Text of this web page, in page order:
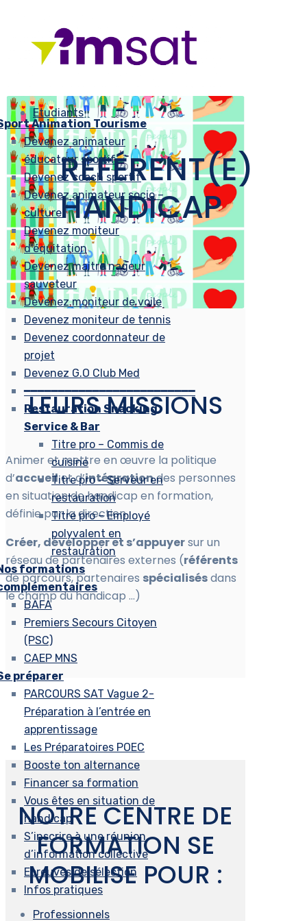
Etudiants
Animation Tourisme
Devenez animateur
éducateur sportif
Devenez coach sportif
Devenez animateur socio –
culturel
Devenez moniteur
d’équitation
Devenez maitre nageur
sauveteur
Devenez moniteur de voile
Devenez moniteur de tennis
Devenez coordonnateur de
projet
Devenez G.O Club Med
━━━━━━━━━━━━━━━━━━━━━━━━━
Restauration Snacking
Service & Bar
Titre pro – Commis de
cuisine
Titre pro – Serveur en
restauration
Titre pro – Employé
polyvalent en
restauration
formations
BAFA
Premiers Secours Citoyen
(PSC)
CAEP MNS
préparer
PARCOURS SAT Vague 2-
Préparation à l’entrée en
apprentissage
Les Préparatoires POEC
Booste ton alternance
Financer sa formation
Vous êtes en situation de
handicap
S’inscrire à une réunion
d’information collective
Epreuves de sélection
Infos pratiques
Professionnels
RÉFÉRENT(E)
HANDICAP
LEURS MISSIONS
Animer et mettre en œuvre la politique
d’accueilet d’intégrationdes personnes
en situation de handicap en formation,
définie par la direction
Créer, développer et s’appuyersur un
réseau de partenaires externes (référents
de parcours, partenaires spécialisésdans
le champ du handicap …)
NOTRE CENTRE DE
FORMATION SE
MOBILISE POUR :